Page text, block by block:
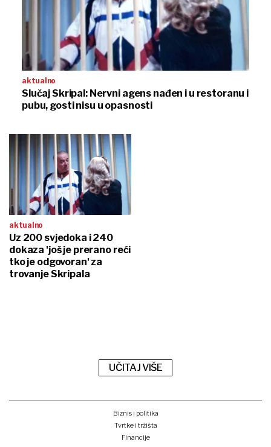
aktualno
Slučaj Skripal: Nervni agens nađen i u restoranu i
pubu, gosti nisu u opasnosti
aktualno
Uz 200 svjedoka i 240
dokaza 'još je prerano reći
tko je odgovoran' za
trovanje Skripala
UČITAJ VIŠE
Biznis i politika
Tvrtke i tržišta
Financije